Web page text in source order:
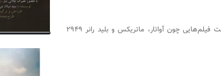
گفتنی است از تکنیک‌های خلاقانه این محقق آمریکایی پیش‌تر در ساخت فیلم‌هایی چون آواتار، ماتریکس و بلید رانر ۲۹۴۹